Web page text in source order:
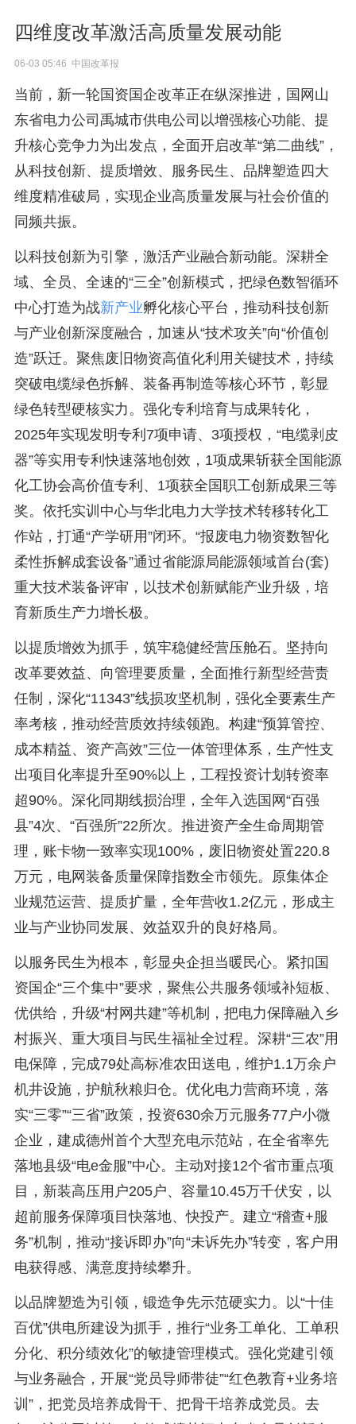
四维度改革激活高质量发展动能
06-03 05:46 中国改革报
当前，新一轮国资国企改革正在纵深推进，国网山
东省电力公司禹城市供电公司以增强核心功能、提
升核心竞争力为出发点，全面开启改革“第二曲线”，
从科技创新、提质增效、服务民生、品牌塑造四大
维度精准破局，实现企业高质量发展与社会价值的
同频共振。
以科技创新为引擎，激活产业融合新动能。深耕全
域、全员、全速的“三全”创新模式，把绿色数智循环
中心打造为战新产业孵化核心平台，推动科技创新
与产业创新深度融合，加速从“技术攻关”向“价值创
造”跃迁。聚焦废旧物资高值化利用关键技术，持续
突破电缆绿色拆解、装备再制造等核心环节，彰显
绿色转型硬核实力。强化专利培育与成果转化，
2025年实现发明专利7项申请、3项授权，“电缆剥皮
器”等实用专利快速落地创效，1项成果斩获全国能源
化工协会高价值专利、1项获全国职工创新成果三等
奖。依托实训中心与华北电力大学技术转移转化工
作站，打通“产学研用”闭环。“报废电力物资数智化
柔性拆解成套设备”通过省能源局能源领域首台(套)
重大技术装备评审，以技术创新赋能产业升级，培
育新质生产力增长极。
以提质增效为抓手，筑牢稳健经营压舱石。坚持向
改革要效益、向管理要质量，全面推行新型经营责
任制，深化“11343”线损攻坚机制，强化全要素生产
率考核，推动经营质效持续领跑。构建“预算管控、
成本精益、资产高效”三位一体管理体系，生产性支
出项目化率提升至90%以上，工程投资计划转资率
超90%。深化同期线损治理，全年入选国网“百强
县”4次、“百强所”22所次。推进资产全生命周期管
理，账卡物一致率实现100%，废旧物资处置220.8
万元，电网装备质量保障指数全市领先。原集体企
业规范运营、提质扩量，全年营收1.2亿元，形成主
业与产业协同发展、效益双升的良好格局。
以服务民生为根本，彰显央企担当暖民心。紧扣国
资国企“三个集中”要求，聚焦公共服务领域补短板、
优供给，升级“村网共建”等机制，把电力保障融入乡
村振兴、重大项目与民生福祉全过程。深耕“三农”用
电保障，完成79处高标准农田送电，维护1.1万余户
机井设施，护航秋粮归仓。优化电力营商环境，落
实“三零”“三省”政策，投资630余万元服务77户小微
企业，建成德州首个大型充电示范站，在全省率先
落地县级“电e金服”中心。主动对接12个省市重点项
目，新装高压用户205户、容量10.45万千伏安，以
超前服务保障项目快落地、快投产。建立“稽查+服
务”机制，推动“接诉即办”向“未诉先办”转变，客户用
电获得感、满意度持续攀升。
以品牌塑造为引领，锻造争先示范硬实力。以“十佳
百优”供电所建设为抓手，推行“业务工单化、工单积
分化、积分绩效化”的敏捷管理模式。强化党建引领
与业务融合，开展“党员导师带徒”“红色教育+业务培
训”，把党员培养成骨干、把骨干培养成党员。去